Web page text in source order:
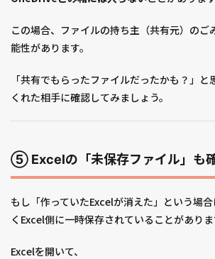
この場合、ファイルの持ち主（共有元）のご
能性があります。
「共有でもらったファイルだったかも？」
くれた相手に確認してみましょう。
⑤ Excelの「未保存ファイル」も
もし「作っていたExcelが消えた」という場
くExcel側に一時保存されていることがありま
Excelを開いて、